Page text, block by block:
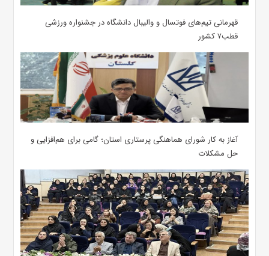
قهرمانی تیم‌های فوتسال و والیبال دانشگاه در جشنواره ورزشی
قطب۷ کشور
آغاز به کار شورای هماهنگی پرستاری استان؛ گامی برای هم‌افزایی و
حل مشکلات